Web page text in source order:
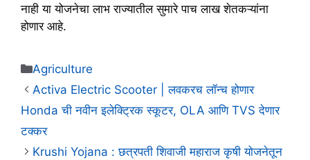
नाही या योजनेचा लाभ राज्यातील सुमारे पाच लाख शेतकऱ्यांना
होणार आहे.
Categories
Agriculture
Activa Electric Scooter | लवकरच लॉन्च होणार
Honda ची नवीन इलेक्ट्रिक स्कूटर, OLA आणि TVS देणार
टक्कर
Krushi Yojana : छत्रपती शिवाजी महाराज कृषी योजनेतून